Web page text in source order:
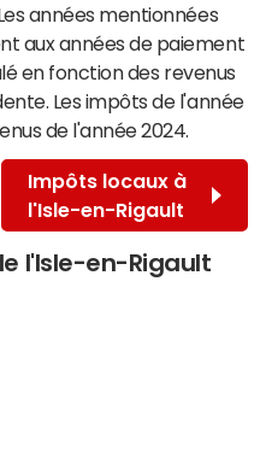
années mentionnées
aux années de paiement
en fonction des revenus
Les impôts de l'année
de l'année 2024.
Impôts locaux à
l'Isle-en-Rigault
l'Isle-en-Rigault